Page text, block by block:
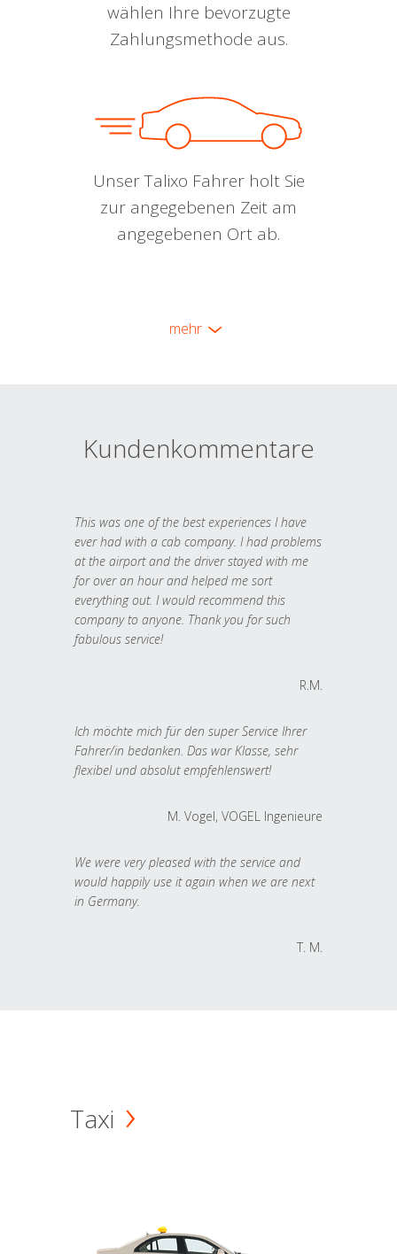
wählen Ihre bevorzugte
Zahlungsmethode aus.
Unser Talixo Fahrer holt Sie
zur angegebenen Zeit am
angegebenen Ort ab.
mehr
Kundenkommentare
This was one of the best experiences I have
ever had with a cab company. I had problems
at the airport and the driver stayed with me
for over an hour and helped me sort
everything out. I would recommend this
company to anyone. Thank you for such
fabulous service!
R.M.
Ich möchte mich für den super Service Ihrer
Fahrer/in bedanken. Das war Klasse, sehr
flexibel und absolut empfehlenswert!
M. Vogel, VOGEL Ingenieure
We were very pleased with the service and
would happily use it again when we are next
in Germany.
T. M.
Taxi